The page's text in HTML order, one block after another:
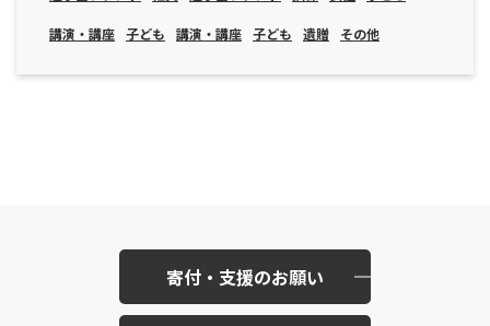
講演・講座 子ども 講演・講座 子ども 遺贈 その他
寄付・支援のお願い